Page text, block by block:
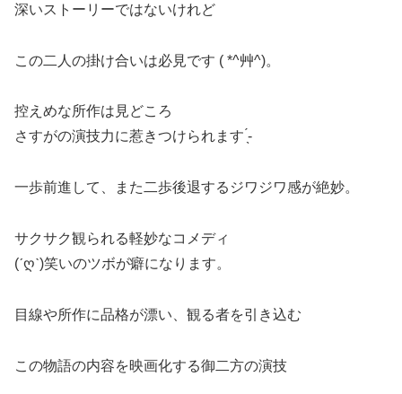
深いストーリーではないけれど️
この二人の掛け合いは必見です ( *^艸^)。
控えめな所作は見どころ️
さすがの演技力に惹きつけられます ̖́-
一歩前進して、また二歩後退するジワジワ感が絶妙。
サクサク観られる軽妙なコメディ️
(ˊღˋ)笑いのツボが癖になります。
目線や所作に品格が漂い、観る者を引き込む️
この物語の内容を映画化する御二方の演技